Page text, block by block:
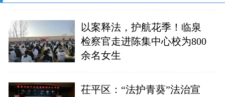
以案释法，护航花季！临泉
检察官走进陈集中心校为800
余名女生
茌平区：“法护青葵”法治宣